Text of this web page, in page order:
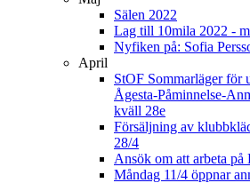
Sälen 2022
Lag till 10mila 2022 -
Nyfiken på: Sofia
April
StOF Sommarläger för
Ågesta-Påminnelse-
kväll 28e
Försäljning av
28/4
Ansök om att arbeta
Måndag 11/4 öppnar